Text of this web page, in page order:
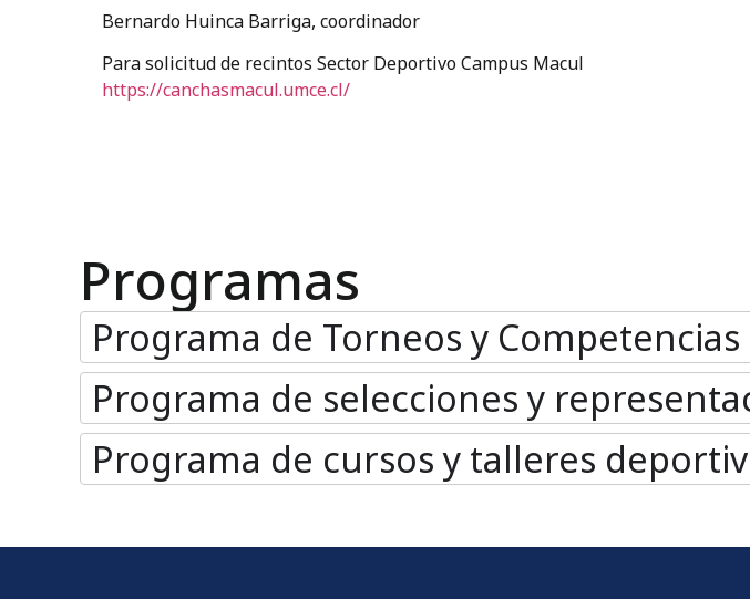
Bernardo Huinca Barriga, coordinador
Para solicitud de recintos Sector Deportivo Campus Macul
https://canchasmacul.umce.cl/
Programas
Programa de Torneos y Competencias
Programa de selecciones y
Programa de cursos y talleres